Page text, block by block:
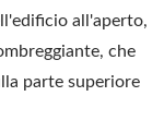
all'aperto,
che
parte superiore